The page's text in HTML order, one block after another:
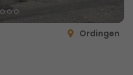
Ordingen